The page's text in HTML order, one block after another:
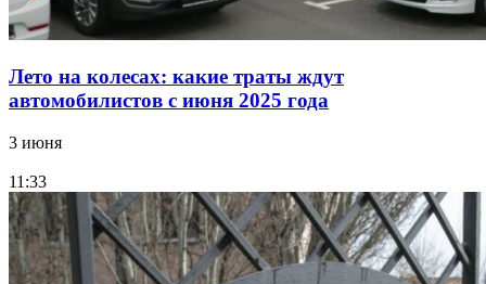
Лето на колесах: какие траты ждут
автомобилистов с июня 2025 года
3 июня
11:33